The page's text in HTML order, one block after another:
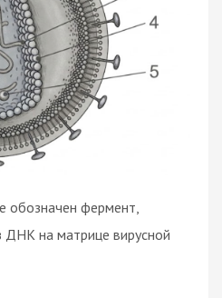
обозначен фермент,
ДНК на матрице вирусной